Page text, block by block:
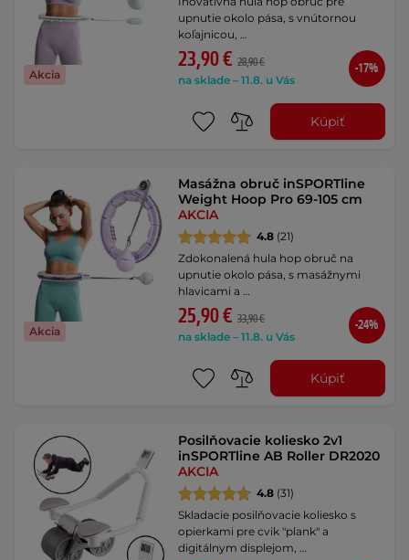
Akcia
upnutie okolo pása, s vnútornou
koľajnicou, …
23,90 € 28,90 €
na sklade – 11.8. u Vás
-17%
Kúpiť
Akcia
Masážna obruč inSPORTline
Weight Hoop Pro 69-105 cm
AKCIA
4.8 (21)
Zdokonalená hula hop obruč na
upnutie okolo pása, s masážnymi
hlavicami a …
25,90 € 33,90 €
na sklade – 11.8. u Vás
-24%
Kúpiť
Posilňovacie koliesko 2v1
inSPORTline AB Roller DR2020
AKCIA
4.8 (31)
Skladacie posilňovacie koliesko s
opierkami pre cvik "plank" a
digitálnym displejom, …